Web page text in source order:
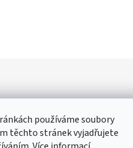
papír | Ubrousky | Práce na doma
používáme soubory
těchto stránek vyjadřujete